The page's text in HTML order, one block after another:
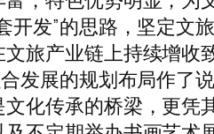
开发”的思路，坚定
旅产业链上持续增收
发展的规划布局作了
化传承的桥梁，更